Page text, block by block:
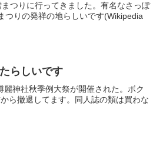
つりに行ってきました。有名なさっぽ
つりの発祥の地らしいです(Wikipedia
らしいです
神社秋季例大祭が開催された。ボク
ら撤退してます。同人誌の類は買わな